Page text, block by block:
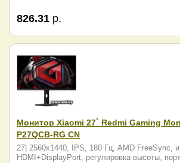
826.31 р.
Монитор Xiaomi 27` Redmi Gaming
P27QCB-RG CN
27| 2560x1440, IPS, 180 Гц, AMD FreeSync,
HDMI+DisplayPort, регулировка высоты,